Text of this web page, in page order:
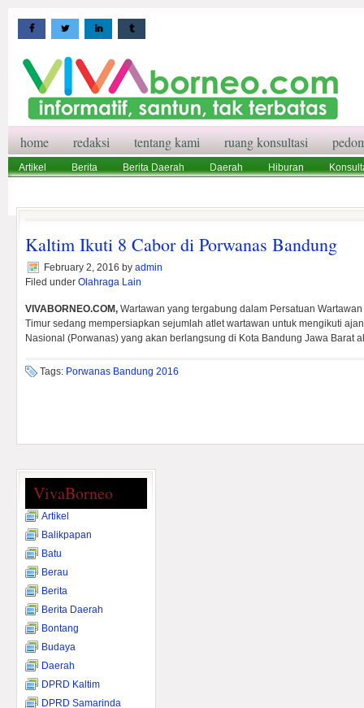
home redaksi tentang kami ruang konsultasi
Artikel Berita Berita Daerah Daerah Hiburan
Kaltim Ikuti 8 Cabor di Porwanas Bandung
February 2, 2016 by admin
Filed under Olahraga Lain
VIVABORNEO.COM, Wartawan yang tergabung dalam Persatuan
Timur sedang mempersiapkan sejumlah atlet wartawan untuk mengikuti
Nasional (Porwanas) yang akan berlangsung di Kota Bandung Jawa Barat
Tags: Porwanas Bandung 2016
VivaBorneo
Artikel
Balikpapan
Batu
Berau
Berita
Berita Daerah
Bontang
Budaya
Daerah
DPRD Kaltim
DPRD Samarinda